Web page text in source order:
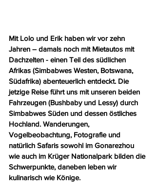
Mit Lolo und Erik haben wir vor zehn
Jahren – damals noch mit Mietautos mit
Dachzelten - einen Teil des südlichen
Afrikas (Simbabwes Westen, Botswana,
Südafrika) abenteuerlich entdeckt. Die
jetzige Reise führt uns mit unseren beiden
Fahrzeugen (Bushbaby und Lessy) durch
Simbabwes Süden und dessen östliches
Hochland. Wanderungen,
Vogelbeobachtung, Fotografie und
natürlich Safaris sowohl im Gonarezhou
wie auch im Krüger Nationalpark bilden die
Schwerpunkte, daneben leben wir
kulinarisch wie Könige.